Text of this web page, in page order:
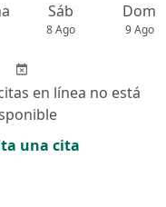
Sáb
8 Ago
Dom
9 Ago
en línea no está
una cita